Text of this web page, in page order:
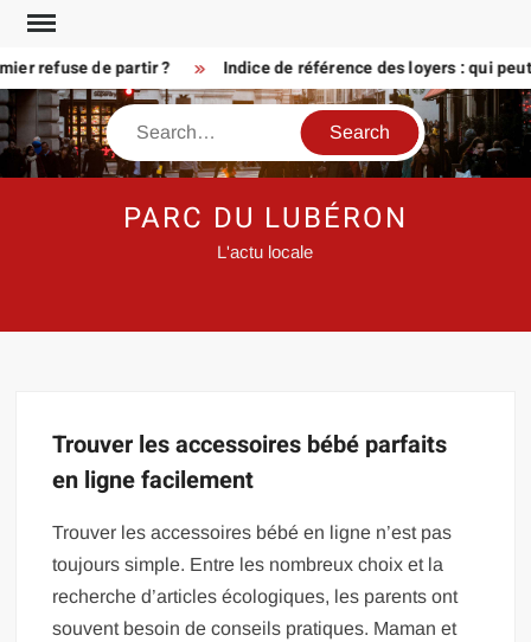
Skip
contentrefuse de partir ? Indice de référence des loyers : qui
Search
PARC DU LUBÉRON
L'actu locale
Trouver les accessoires bébé parfaits
en ligne facilement
Trouver les accessoires bébé en ligne n’est pas
toujours simple. Entre les nombreux choix et la
recherche d’articles écologiques, les parents ont
souvent besoin de conseils pratiques. Maman et